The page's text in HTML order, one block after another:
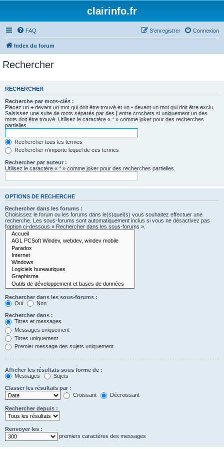
clairinfo.fr
FAQ Connexion
S’enregistrer
Index du forum
Rechercher
RECHERCHER
Recherche par mots-clés :
Placez un + devant un mot qui doit être trouvé et un - devant un mot qui doit être exclu.
Saisissez une suite de mots séparés par des | entre crochets si uniquement un des
mots doit être trouvé. Utilisez le caractère « * » comme joker pour des recherches
partielles.
Rechercher tous les termes
Rechercher n’importe lequel de ces termes
Rechercher par auteur :
Utilisez le caractère « * » comme joker pour des recherches partielles.
OPTIONS DE RECHERCHE
Rechercher dans les forums :
Choisissez le forum ou les forums dans le(s)quel(s) vous souhaitez effectuer une
recherche. Les sous-forums sont automatiquement inclus si vous ne désactivez pas
l’option ci-dessous « Rechercher dans les sous-forums ».
Rechercher dans les sous-forums :
Oui
Non
Rechercher dans :
Titres et messages
Messages uniquement
Titres uniquement
Premier message des sujets uniquement
Afficher les résultats sous forme de :
Messages
Sujets
Classer les résultats par :
Croissant
Décroissant
Rechercher depuis :
Renvoyer les :
premiers caractères des messages